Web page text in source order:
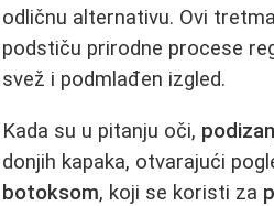
odličnu alternativu. Ovi
podstiču prirodne procese
svež i podmlađen izgled.
Kada su u pitanju oči,
donjih kapaka, otvarajući
botoksom, koji se koristi za